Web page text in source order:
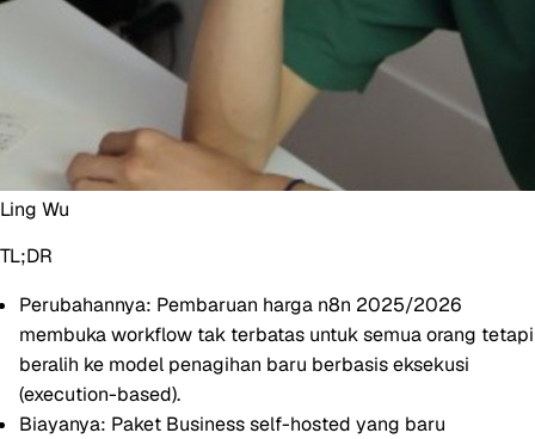
Ling Wu
TL;DR
Perubahannya: Pembaruan harga n8n 2025/2026
membuka workflow tak terbatas untuk semua orang tetapi
beralih ke model penagihan baru berbasis eksekusi
(execution-based).
Biayanya: Paket Business self-hosted yang baru